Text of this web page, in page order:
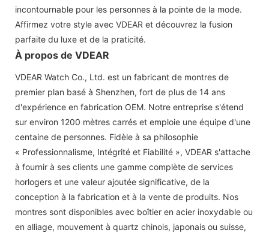
incontournable pour les personnes à la pointe de la mode.
Affirmez votre style avec VDEAR et découvrez la fusion
parfaite du luxe et de la praticité.
À propos de VDEAR
VDEAR Watch Co., Ltd. est un fabricant de montres de
premier plan basé à Shenzhen, fort de plus de 14 ans
d'expérience en fabrication OEM. Notre entreprise s'étend
sur environ 1200 mètres carrés et emploie une équipe d'une
centaine de personnes. Fidèle à sa philosophie
« Professionnalisme, Intégrité et Fiabilité », VDEAR s'attache
à fournir à ses clients une gamme complète de services
horlogers et une valeur ajoutée significative, de la
conception à la fabrication et à la vente de produits. Nos
montres sont disponibles avec boîtier en acier inoxydable ou
en alliage, mouvement à quartz chinois, japonais ou suisse,